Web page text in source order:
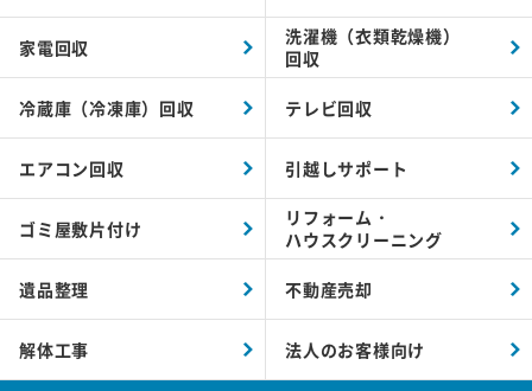
家電回収
洗濯機（衣類乾燥機）
回収
冷蔵庫（冷凍庫）回収 テレビ回収
エアコン回収 引越しサポート
ゴミ屋敷片付け
リフォーム・
ハウスクリーニング
遺品整理 不動産売却
解体工事 法人のお客様向け